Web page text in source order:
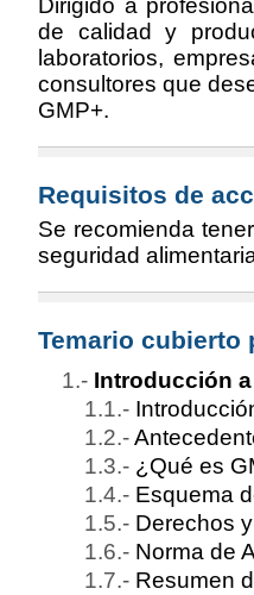
de calidad y
laboratorios,
consultores que
GMP+.
Requisitos de
Se recomienda
seguridad
Temario cubierto
Introducción a
¿Qué es
Esquema
Derechos
Norma de
Resumen